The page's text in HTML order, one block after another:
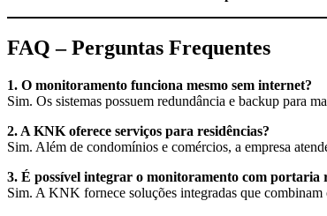
FAQ – Perguntas Frequentes
1. O monitoramento funciona mesmo sem internet?
Sim. Os sistemas possuem redundância e backup para
2. A KNK oferece serviços para residências?
Sim. Além de condomínios e comércios, a empresa
3. É possível integrar o monitoramento com portaria
Sim. A KNK fornece soluções integradas que combinam